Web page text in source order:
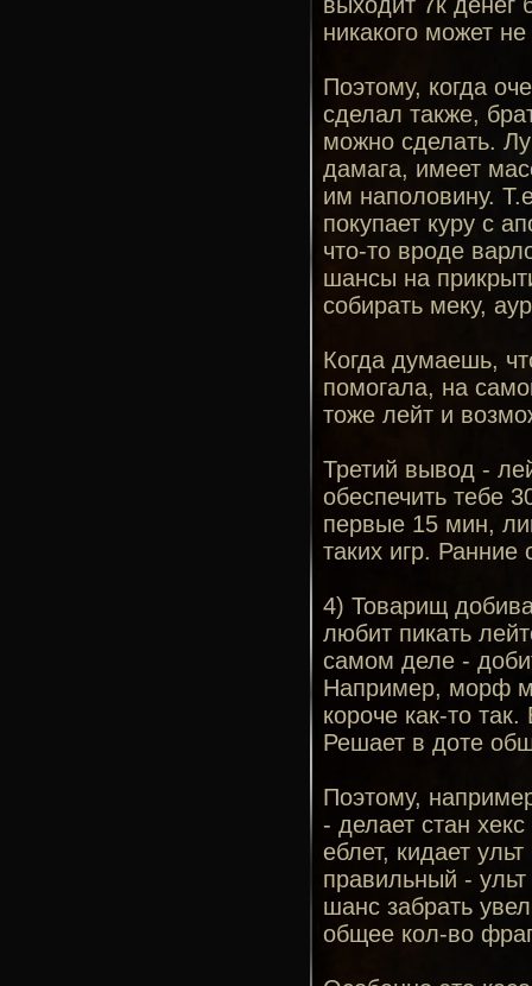
никакого может не
Поэтому, когда
сделал также,
можно сделать.
дамага, имеет
им наполовину.
покупает куру с
что-то вроде
шансы на
собирать меку,
Когда думаешь,
помогала, на
тоже лейт и
Третий вывод -
обеспечить тебе
первые 15 мин,
таких игр.
4) Товарищ
любит пикать
самом деле -
Например, морф
короче как-то
Решает в доте
Поэтому,
- делает стан
еблет, кидает
правильный -
шанс забрать
общее кол-во